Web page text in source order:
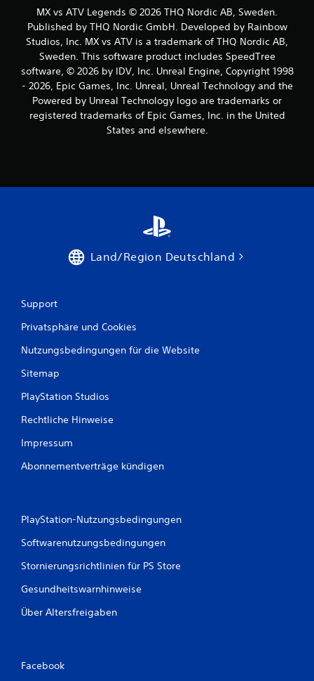
MX vs ATV Legends © 2026 THQ Nordic AB, Sweden.
Published by THQ Nordic GmbH. Developed by Rainbow
Studios, Inc. MX vs ATV is a trademark of THQ Nordic AB,
Sweden. This software product includes SpeedTree
software, © 2026 by IDV, Inc. Unreal Engine, Copyright 1998
- 2026, Epic Games, Inc. Unreal, Unreal Technology and the
Powered by Unreal Technology logo are trademarks or
registered trademarks of Epic Games, Inc. in the United
States and elsewhere.
Land/Region Deutschland
Support
Privatsphäre und Cookies
Nutzungsbedingungen für die Website
Sitemap
PlayStation Studios
Rechtliche Hinweise
Impressum
Abonnementverträge kündigen
PlayStation-Nutzungsbedingungen
Softwarenutzungsbedingungen
Stornierungsrichtlinien für PS Store
Gesundheitswarnhinweise
Über Altersfreigaben
Facebook